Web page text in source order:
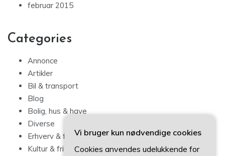
februar 2015
Categories
Annonce
Artikler
Bil & transport
Blog
Bolig, hus & have
Diverse
Erhverv & forbrug
Kultur & fritid
Vi bruger kun nødvendige cookies
Cookies anvendes udelukkende for